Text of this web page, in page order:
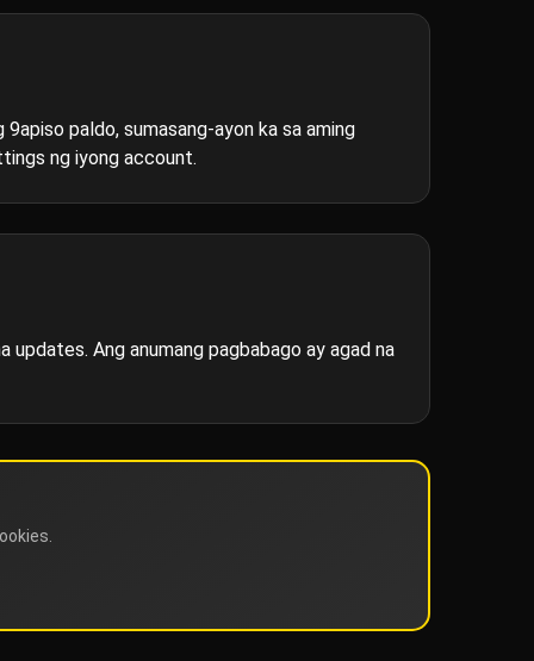
paldo, sumasang-ayon ka sa aming
ng iyong account.
updates. Ang anumang pagbabago ay agad na